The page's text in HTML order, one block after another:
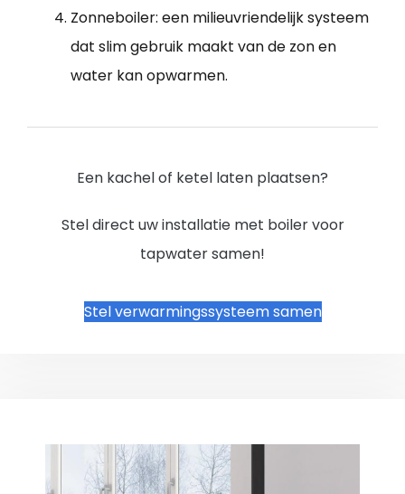
Zonneboiler: een milieuvriendelijk systeem
dat slim gebruik maakt van de zon en
water kan opwarmen.
Een kachel of ketel laten plaatsen?
Stel direct uw installatie met boiler voor
tapwater samen!
Stel verwarmingssysteem samen